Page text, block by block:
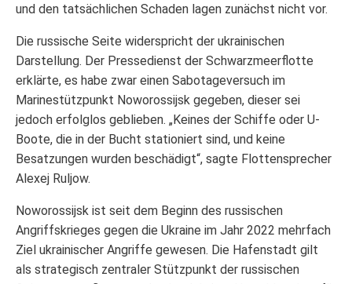
und den tatsächlichen Schaden lagen zunächst nicht vor.
Die russische Seite widerspricht der ukrainischen
Darstellung. Der Pressedienst der Schwarzmeerflotte
erklärte, es habe zwar einen Sabotageversuch im
Marinestützpunkt Noworossijsk gegeben, dieser sei
jedoch erfolglos geblieben. „Keines der Schiffe oder U-
Boote, die in der Bucht stationiert sind, und keine
Besatzungen wurden beschädigt“, sagte Flottensprecher
Alexej Ruljow.
Noworossijsk ist seit dem Beginn des russischen
Angriffskrieges gegen die Ukraine im Jahr 2022 mehrfach
Ziel ukrainischer Angriffe gewesen. Die Hafenstadt gilt
als strategisch zentraler Stützpunkt der russischen